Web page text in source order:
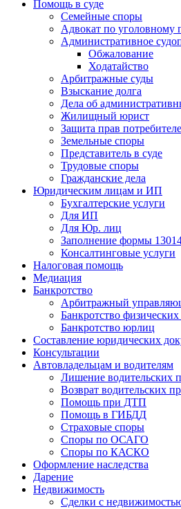
Помощь в суде
Семейные споры
Адвокат по уголовному
Административное
Обжалование
Ходатайство
Арбитражные суды
Взыскание долга
Дела об
Жилищный юрист
Защита прав
Земельные споры
Представитель в суде
Трудовые споры
Гражданские дела
Юридическим лицам и ИП
Бухгалтерские услуги
Для ИП
Для Юр. лиц
Заполнение формы
Консалтинговые услуги
Налоговая помощь
Медиация
Банкротство
Арбитражный
Банкротство
Банкротство юрлиц
Составление юридических
Консультации
Автовладельцам и водителям
Лишение водительских
Возврат водительских
Помощь при ДТП
Помощь в ГИБДД
Страховые споры
Споры по ОСАГО
Споры по КАСКО
Оформление наследства
Дарение
Недвижимость
Сделки с